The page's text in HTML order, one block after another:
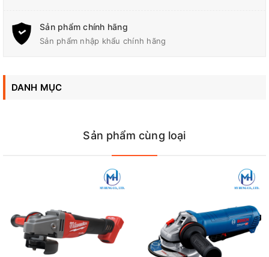
Đồng Nai
Công Ty TNHH Điện Cơ Mỹ Hưng
Hotline / Zalo: 0944 180 915
myhungvn.com
Sản phẩm chính hãng
Sản phẩm nhập khẩu chính hãng
DANH MỤC
Sản phẩm cùng loại